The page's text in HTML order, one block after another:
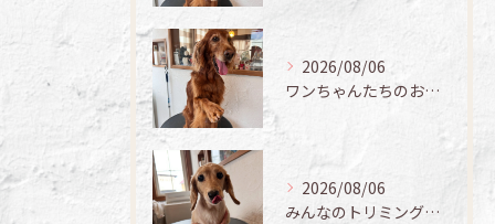
2026/08/06
ワンちゃんたちのお手入れ日記🐶✨
2026/08/06
みんなのトリミング日記🌟